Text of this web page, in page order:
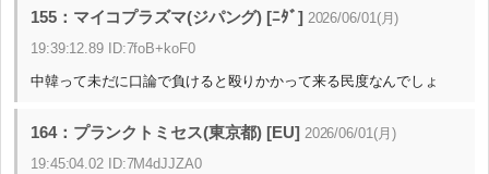
155：マイコプラズマ(ジパング) [ﾆﾀﾞ] 2026/06/01(月)
19:39:12.89 ID:7foB+koF0
中韓って未だに口論で負けると殴りかかって来る民度なんでしょ
164：プランクトミセス(東京都) [EU] 2026/06/01(月)
19:45:04.02 ID:7M4dJJZA0